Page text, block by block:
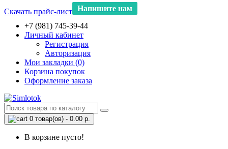
Скачать прайс-лист Напишите нам
+7 (981) 745-39-44
Личный кабинет
Регистрация
Авторизация
Мои закладки (0)
Корзина покупок
Оформление заказа
0 товар(ов) - 0.00 р.
В корзине пусто!